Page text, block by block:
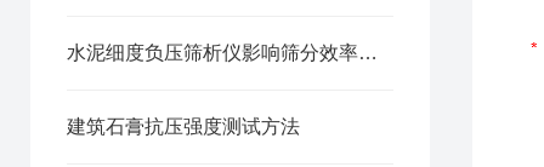
水泥细度负压筛析仪影响筛分效率因素分析及调整方法
建筑石膏抗压强度测试方法